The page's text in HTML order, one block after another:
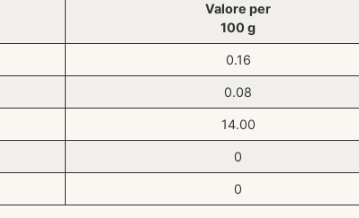
Valore per
100 g
0.16
0.08
14.00
0
0